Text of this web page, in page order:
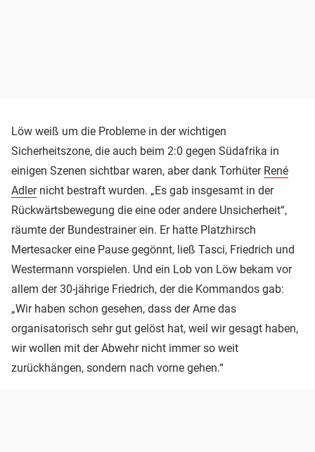
Löw weiß um die Probleme in der wichtigen
Sicherheitszone, die auch beim 2:0 gegen Südafrika in
einigen Szenen sichtbar waren, aber dank Torhüter René
Adlernicht bestraft wurden. „Es gab insgesamt in der
Rückwärtsbewegung die eine oder andere Unsicherheit“,
räumte der Bundestrainer ein. Er hatte Platzhirsch
Mertesacker eine Pause gegönnt, ließ Tasci, Friedrich und
Westermann vorspielen. Und ein Lob von Löw bekam vor
allem der 30-jährige Friedrich, der die Kommandos gab:
„Wir haben schon gesehen, dass der Arne das
organisatorisch sehr gut gelöst hat, weil wir gesagt haben,
wir wollen mit der Abwehr nicht immer so weit
zurückhängen, sondern nach vorne gehen.“